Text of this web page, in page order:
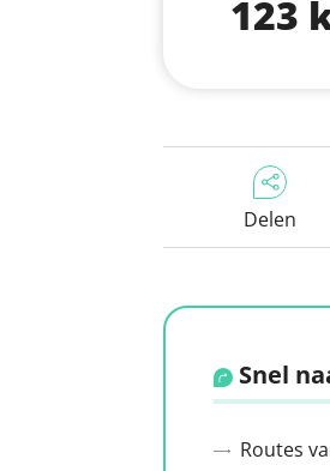
123
Delen
Snel
Routes